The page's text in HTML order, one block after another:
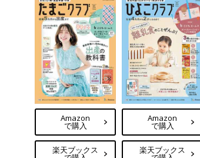
Amazon
で購入
楽天ブックス
Amazon
で購入
楽天ブックス